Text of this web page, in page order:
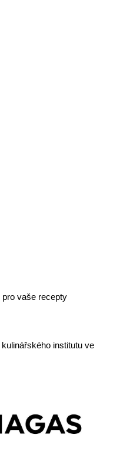
vaše recepty
institutu ve